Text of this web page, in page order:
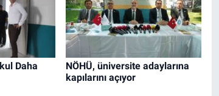
Daha
NÖHÜ, üniversite adaylarına
kapılarını açıyor